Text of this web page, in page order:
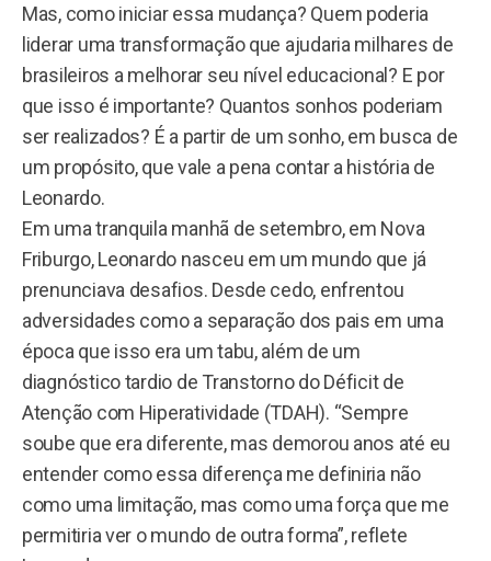
Mas, como iniciar essa mudança? Quem poderia
liderar uma transformação que ajudaria milhares de
brasileiros a melhorar seu nível educacional? E por
que isso é importante? Quantos sonhos poderiam
ser realizados? É a partir de um sonho, em busca de
um propósito, que vale a pena contar a história de
Leonardo.
Em uma tranquila manhã de setembro, em Nova
Friburgo, Leonardo nasceu em um mundo que já
prenunciava desafios. Desde cedo, enfrentou
adversidades como a separação dos pais em uma
época que isso era um tabu, além de um
diagnóstico tardio de Transtorno do Déficit de
Atenção com Hiperatividade (TDAH). “Sempre
soube que era diferente, mas demorou anos até eu
entender como essa diferença me definiria não
como uma limitação, mas como uma força que me
permitiria ver o mundo de outra forma”, reflete